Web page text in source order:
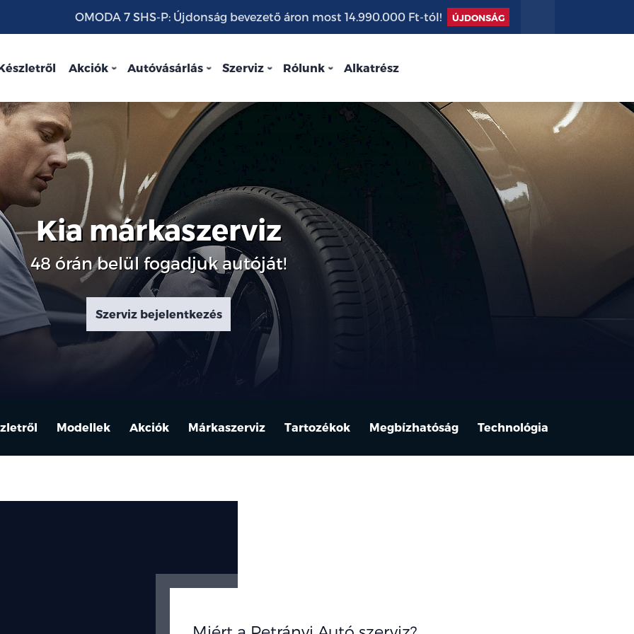
OMODA 7 SHS-P: Újdonság bevezető áron most 14.990.000 Ft-tól! ÚJDONSÁG
Akciók Autóvásárlás Szerviz Rólunk Alkatrész
Kia márkaszerviz
48 órán belül fogadjuk autóját!
Szerviz bejelentkezés
Modellek Akciók Márkaszerviz Tartozékok Megbízhatóság Technológia